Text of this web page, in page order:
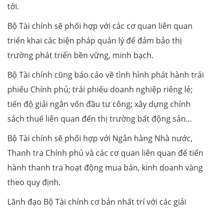
tới.
Bộ Tài chính sẽ phối hợp với các cơ quan liên quan
triển khai các biện pháp quản lý để đảm bảo thị
trường phát triển bền vững, minh bạch.
Bộ Tài chính cũng báo cáo về tình hình phát hành trái
phiếu Chính phủ; trái phiếu doanh nghiệp riêng lẻ;
tiến độ giải ngân vốn đầu tư công; xây dựng chính
sách thuế liên quan đến thị trường bất động sản…
Bộ Tài chính sẽ phối hợp với Ngân hàng Nhà nước,
Thanh tra Chính phủ và các cơ quan liên quan để tiến
hành thanh tra hoạt động mua bán, kinh doanh vàng
theo quy định.
Lãnh đạo Bộ Tài chính cơ bản nhất trí với các giải